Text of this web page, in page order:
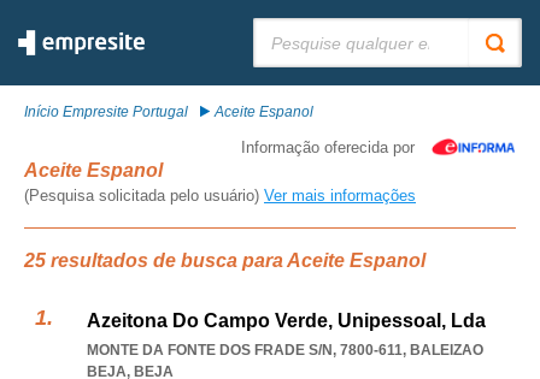
Início Empresite Portugal Aceite Espanol
Informação oferecida por
Aceite Espanol
(Pesquisa solicitada pelo usuário) Ver mais informações
25 resultados de busca para Aceite Espanol
Azeitona Do Campo Verde, Unipessoal, Lda
MONTE DA FONTE DOS FRADE S/N, 7800-611, BALEIZAO
BEJA, BEJA